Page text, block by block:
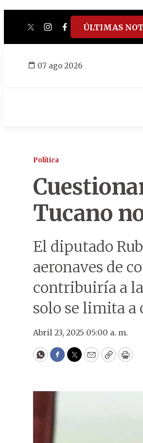
twitterinstagram
facebook
tiktokyoutube
ÚLTIMAS
07 ago 2026
Política
Tucano
El diputado
aeronaves de
contribuiría a
solo se limita a
Abril 23, 2025 05:00 a. m.
WhatsApp
Facebook
Twitter
EmailCopyPrint